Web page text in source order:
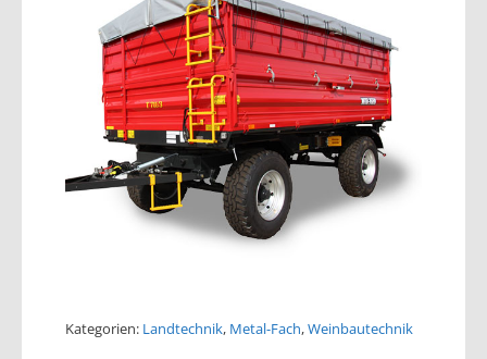
Kategorien: Landtechnik, Metal-Fach,Weinbautechnik